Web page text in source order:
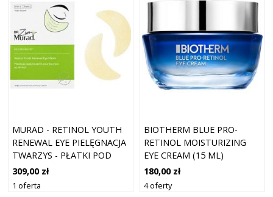
MURAD - RETINOL YOUTH
RENEWAL EYE PIELĘGNACJA
TWARZYS - PŁATKI POD
OCZY Z RETINOLEM -
RESURGENCE RETINOL EYE
309,00 zł
1 oferta
BIOTHERM BLUE PRO-
RETINOL MOISTURIZING
EYE CREAM (15 ML)
180,00 zł
4 oferty